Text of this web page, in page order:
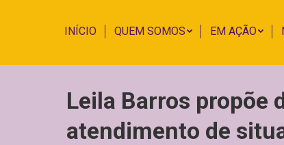
INÍCIO QUEM SOMOS EM AÇÃO
Leila Barros propõe
atendimento de